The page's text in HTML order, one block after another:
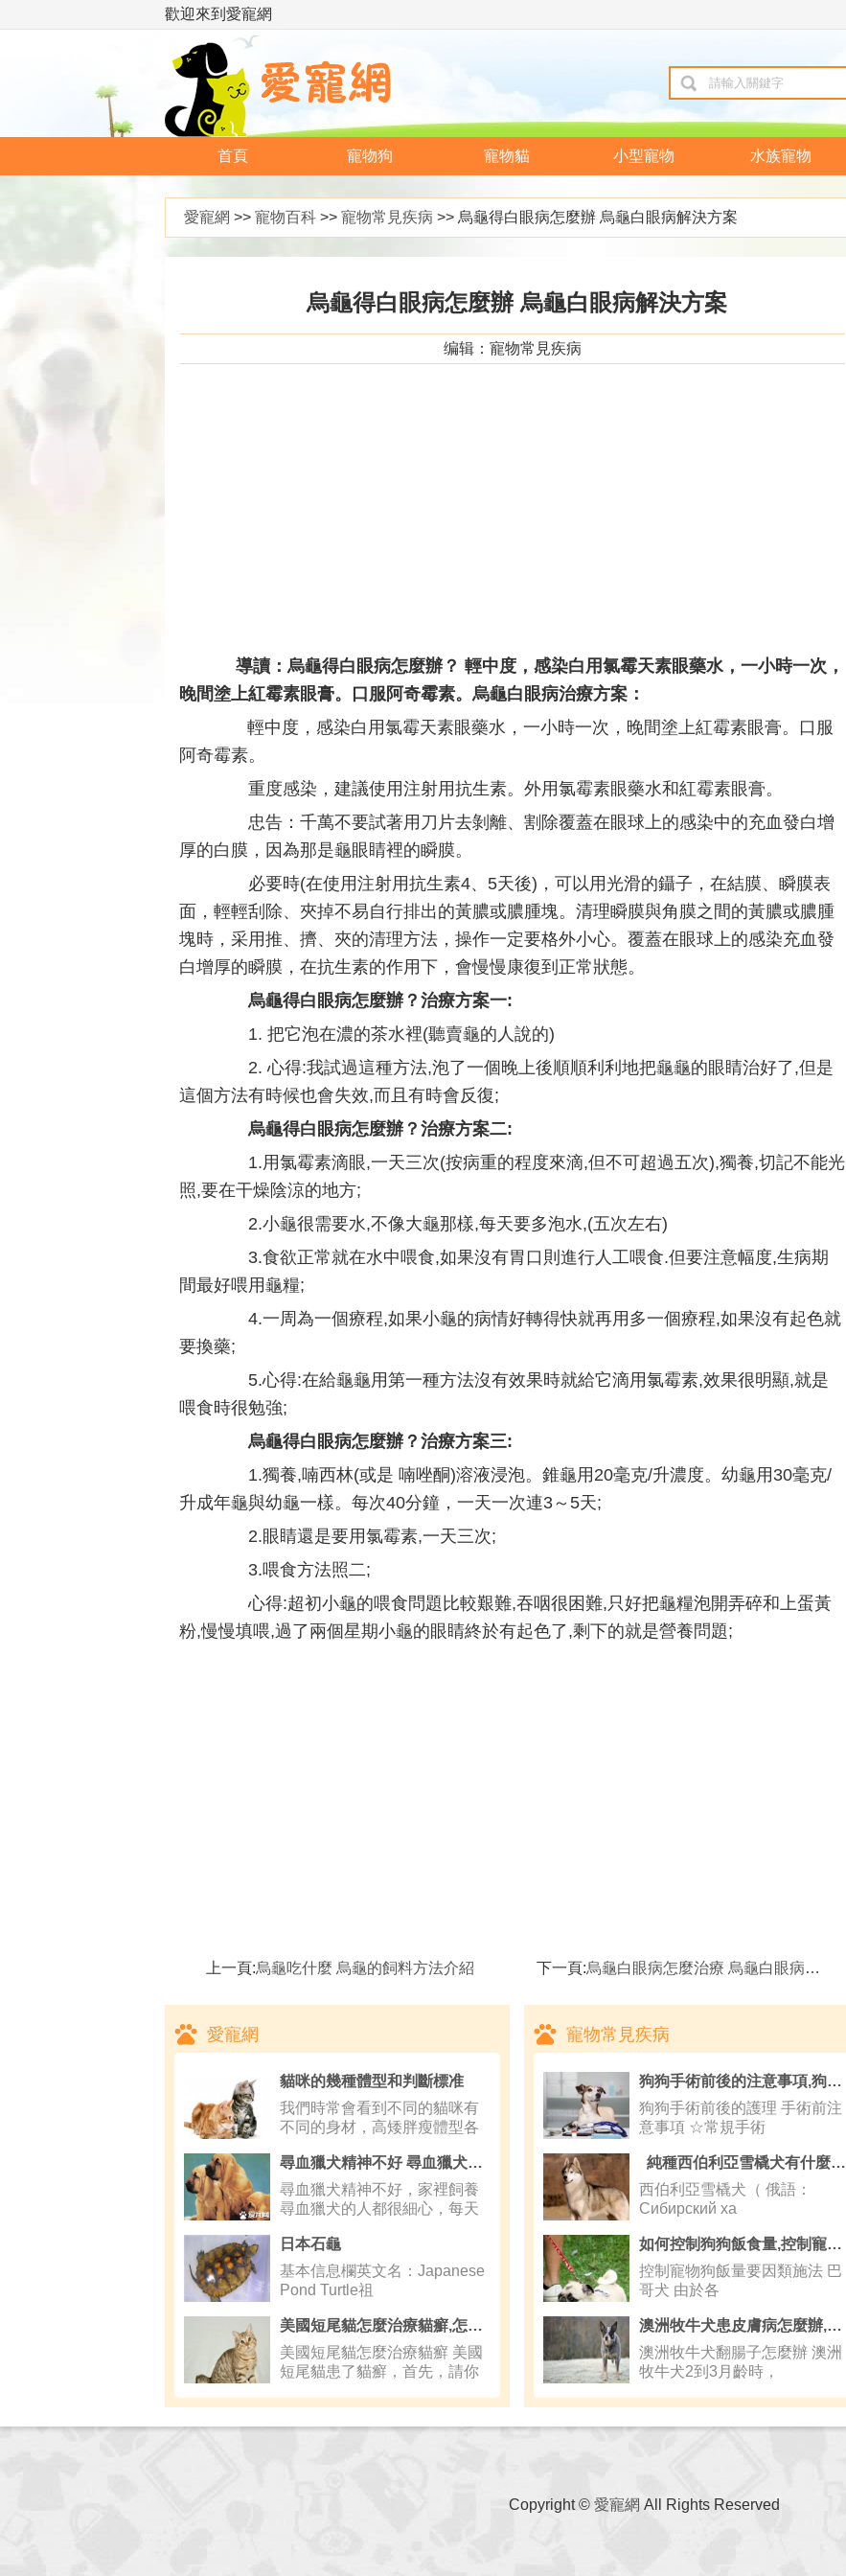
歡迎來到愛寵網
首頁 寵物狗 寵物貓 小型寵物 水族寵物
愛寵網 >> 寵物百科 >> 寵物常見疾病 >> 烏龜得白眼病怎麼辦 烏龜白眼病解決方案
烏龜得白眼病怎麼辦 烏龜白眼病解決方案
编辑：寵物常見疾病
導讀：烏龜得白眼病怎麼辦？ 輕中度， 感染白用氯霉天素眼藥水，一小時一次，
晚間塗上紅霉素眼膏。口服阿奇霉素。烏龜白眼病治療方案：
輕中度，感染白用氯霉天素眼藥水，一小時一次，晚間塗上紅霉素眼膏。口服
阿奇霉素。
重度感染，建議使用注射用抗生素。外用氯霉素眼藥水和紅霉素眼膏。
忠告：千萬不要試著用刀片去剝離、割除覆蓋在眼球上的感染中的充血發白增
厚的白膜，因為那是龜眼睛裡的瞬膜。
必要時(在使用注射用抗生素4、5天後)，可以用光滑的鑷子，在結膜、瞬膜表
面，輕輕刮除、夾掉不易自行排出的黃膿或膿腫塊。清理瞬膜與角膜之間的黃膿或膿腫
塊時，采用推、擠、夾的清理方法，操作一定要格外小心。覆蓋在眼球上的感染充血發
白增厚的瞬膜，在抗生素的作用下，會慢慢康復到正常狀態。
烏龜得白眼病怎麼辦？ 治療方案一:
1. 把它泡在濃的茶水裡(聽賣龜的人說的)
2. 心得:我試過這種方法,泡了一個晚上後順順利利地把龜龜的眼睛治好了,但是
這個方法有時候也會失效,而且有時會反復;
烏龜得白眼病怎麼辦？ 治療方案二:
1.用氯霉素滴眼,一天三次(按病重的程度來滴,但不可超過五次),獨養,切記不能光
照,要在干燥陰涼的地方;
2.小龜很需要水,不像大龜那樣,每天要多泡水,(五次左右)
3.食欲正常就在水中喂食,如果沒有胃口則進行人工喂食.但要注意幅度,生病期
間最好喂用龜糧;
4.一周為一個療程,如果小龜的病情好轉得快就再用多一個療程,如果沒有起色就
要換藥;
5.心得:在給龜龜用第一種方法沒有效果時就給它滴用氯霉素,效果很明顯,就是
喂食時很勉強;
烏龜得白眼病怎麼辦？ 治療方案三:
1.獨養,喃西林(或是 喃唑酮)溶液浸泡。錐龜用20毫克/升濃度。幼龜用30毫克/
升成年龜與幼龜一樣。每次40分鐘，一天一次連3～5天;
2.眼睛還是要用氯霉素,一天三次;
3.喂食方法照二;
心得:超初小龜的喂食問題比較艱難,吞咽很困難,只好把龜糧泡開弄碎和上蛋黃
粉,慢慢填喂,過了兩個星期小龜的眼睛終於有起色了,剩下的就是營養問題;
上一頁:烏龜吃什麼 烏龜的飼料方法介紹 下一頁:烏龜白眼病怎麼治療 烏龜白眼病治療方法
愛寵網
貓咪的幾種體型和判斷標准
我們時常會看到不同的貓咪有
不同的身材，高矮胖瘦體型各
尋血獵犬精神不好 尋血獵犬喂養方法
尋血獵犬精神不好，家裡飼養
尋血獵犬的人都很細心，每天
日本石龜
基本信息欄英文名：Japanese
Pond Turtle祖
美國短尾貓怎麼治療貓癬,怎麼訓練美國短尾貓不叫
美國短尾貓怎麼治療貓癬 美國
短尾貓患了貓癬，首先，請你
寵物常見疾病
狗狗手術前後的注意事項,狗狗怎麼訓練握手
狗狗手術前後的護理 手術前注
意事項 ☆常規手術
純種西伯利亞雪橇犬有什麼特點
西伯利亞雪橇犬（ 俄語：
Сибирский ха
如何控制狗狗飯食量,控制寵物狗飯量要因類施法
控制寵物狗飯量要因類施法 巴
哥犬 由於各
澳洲牧牛犬患皮膚病怎麼辦,澳洲牧牛犬怎麼修毛
澳洲牧牛犬翻腸子怎麼辦 澳洲
牧牛犬2到3月齡時，
Copyright © 愛寵網 All Rights Reserved